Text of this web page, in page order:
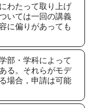
わたって取り上げ
いては一回の講義
に偏りがあっても
部・学科によって
る。それらがモデ
場合，申請は可能